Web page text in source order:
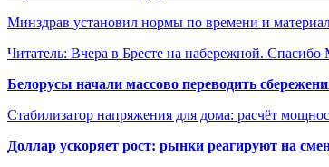
Минздрав установил нормы по времени и
Читатель: Вчера в Бресте на набережной.
Белорусы начали массово переводить
Стабилизатор напряжения для дома: расчёт
Доллар ускоряет рост: рынки реагируют на